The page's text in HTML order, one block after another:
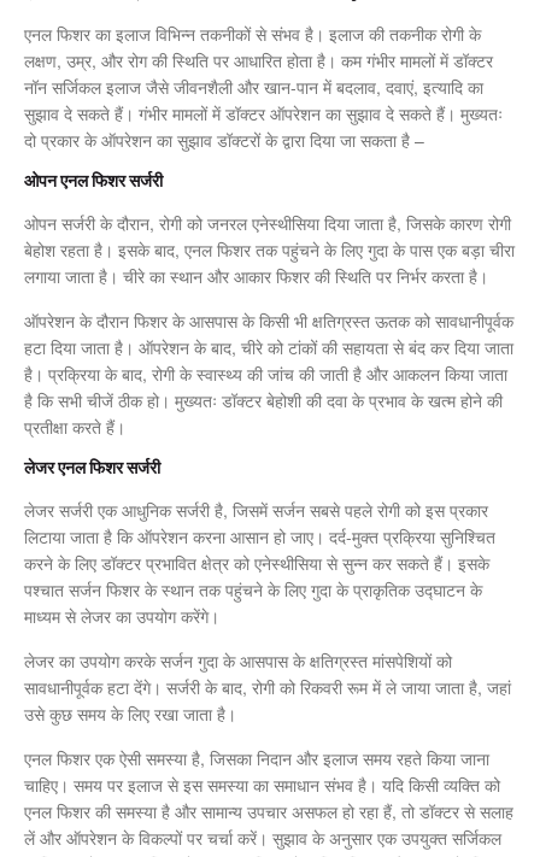
एनल फिशर का इलाज विभिन्न तकनीकों से संभव है। इलाज की तकनीक रोगी के
लक्षण, उम्र, और रोग की स्थिति पर आधारित होता है। कम गंभीर मामलों में डॉक्टर
नॉन सर्जिकल इलाज जैसे जीवनशैली और खान-पान में बदलाव, दवाएं, इत्यादि का
सुझाव दे सकते हैं। गंभीर मामलों में डॉक्टर ऑपरेशन का सुझाव दे सकते हैं। मुख्यतः
दो प्रकार के ऑपरेशन का सुझाव डॉक्टरों के द्वारा दिया जा सकता है –
ओपन एनल फिशर सर्जरी
ओपन सर्जरी के दौरान, रोगी को जनरल एनेस्थीसिया दिया जाता है, जिसके कारण रोगी
बेहोश रहता है। इसके बाद, एनल फिशर तक पहुंचने के लिए गुदा के पास एक बड़ा चीरा
लगाया जाता है। चीरे का स्थान और आकार फिशर की स्थिति पर निर्भर करता है।
ऑपरेशन के दौरान फिशर के आसपास के किसी भी क्षतिग्रस्त ऊतक को सावधानीपूर्वक
हटा दिया जाता है। ऑपरेशन के बाद, चीरे को टांकों की सहायता से बंद कर दिया जाता
है। प्रक्रिया के बाद, रोगी के स्वास्थ्य की जांच की जाती है और आकलन किया जाता
है कि सभी चीजें ठीक हो। मुख्यतः डॉक्टर बेहोशी की दवा के प्रभाव के खत्म होने की
प्रतीक्षा करते हैं।
लेजर एनल फिशर सर्जरी
लेजर सर्जरी एक आधुनिक सर्जरी है, जिसमें सर्जन सबसे पहले रोगी को इस प्रकार
लिटाया जाता है कि ऑपरेशन करना आसान हो जाए। दर्द-मुक्त प्रक्रिया सुनिश्चित
करने के लिए डॉक्टर प्रभावित क्षेत्र को एनेस्थीसिया से सुन्न कर सकते हैं। इसके
पश्चात सर्जन फिशर के स्थान तक पहुंचने के लिए गुदा के प्राकृतिक उद्घाटन के
माध्यम से लेजर का उपयोग करेंगे।
लेजर का उपयोग करके सर्जन गुदा के आसपास के क्षतिग्रस्त मांसपेशियों को
सावधानीपूर्वक हटा देंगे। सर्जरी के बाद, रोगी को रिकवरी रूम में ले जाया जाता है, जहां
उसे कुछ समय के लिए रखा जाता है।
एनल फिशर एक ऐसी समस्या है, जिसका निदान और इलाज समय रहते किया जाना
चाहिए। समय पर इलाज से इस समस्या का समाधान संभव है। यदि किसी व्यक्ति को
एनल फिशर की समस्या है और सामान्य उपचार असफल हो रहा हैं, तो डॉक्टर से सलाह
लें और ऑपरेशन के विकल्पों पर चर्चा करें। सुझाव के अनुसार एक उपयुक्त सर्जिकल